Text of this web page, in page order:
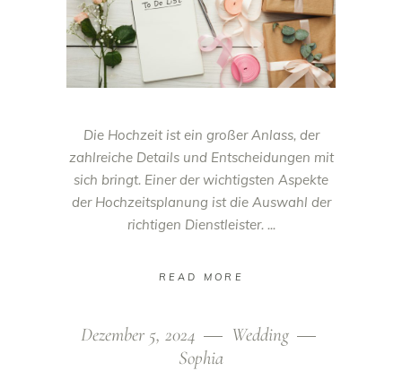
Die Hochzeit ist ein großer Anlass, der
zahlreiche Details und Entscheidungen mit
sich bringt. Einer der wichtigsten Aspekte
der Hochzeitsplanung ist die Auswahl der
richtigen Dienstleister.
READ MORE
Dezember 5, 2024
Wedding
Sophia